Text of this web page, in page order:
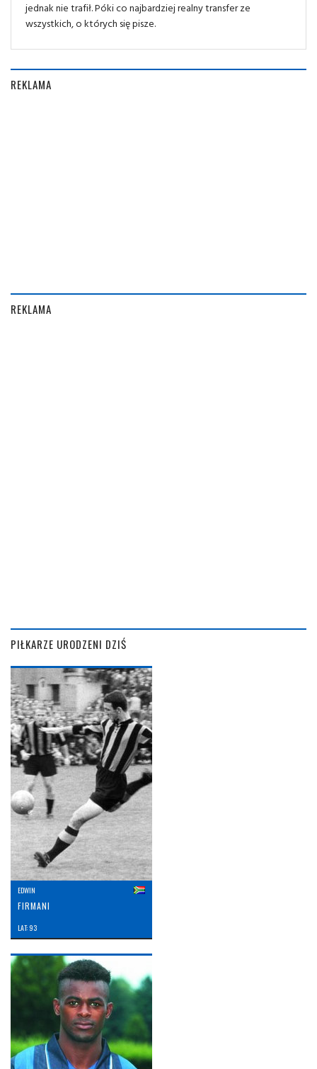
jednak nie trafił. Póki co najbardziej realny transfer ze
wszystkich, o których się pisze.
REKLAMA
REKLAMA
PIŁKARZE URODZENI DZIŚ
EDWIN
FIRMANI
LAT: 93